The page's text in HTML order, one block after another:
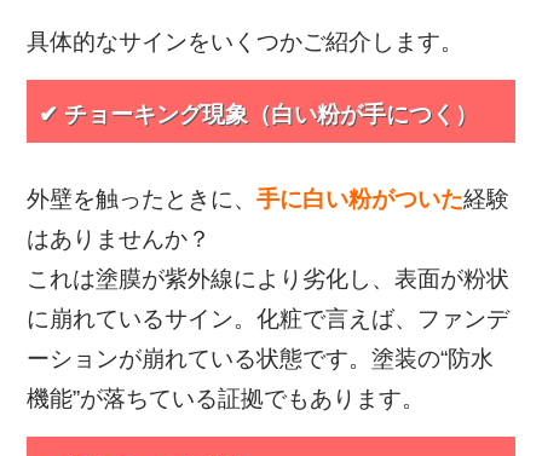
具体的なサインをいくつかご紹介します。
✔ チョーキング現象（白い粉が手につく）
外壁を触ったときに、手に白い粉がついた経験
はありませんか？
これは塗膜が紫外線により劣化し、表面が粉状
に崩れているサイン。化粧で言えば、ファンデ
ーションが崩れている状態です。塗装の“防水
機能”が落ちている証拠でもあります。